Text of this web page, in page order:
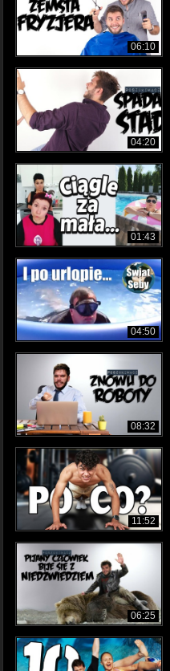
06:10
04:20
01:43
04:50
08:32
11:52
06:25